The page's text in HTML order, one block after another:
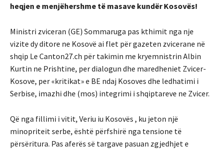
heqjen e menjëhershme të masave kundër Kosovës!
Ministri zviceran (GE) Sommaruga pas kthimit nga nje
vizite dy ditore ne Kosovë ai flet për gazeten zvicerane në
shqip Le Canton27.ch për takimin me kryemnistrin Albin
Kurtin ne Prishtine, per dialogun dhe maredheniet Zvicer-
Kosove, per «kritikat» e BE ndaj Kosoves dhe ledhatimi i
Serbise, imazhi dhe (mos) integrimi i shqiptareve ne Zvicer.
Që nga fillimi i vitit, Veriu iu Kosovës , ku jeton një
minopriteit serbe, është përfshirë nga tensione të
përsëritura. Pas aferës së targave pasuan zgjedhjet e